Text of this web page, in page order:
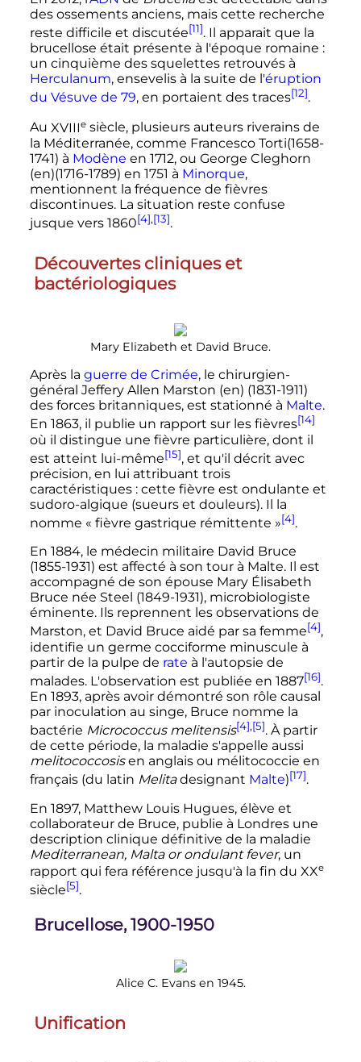
des ossements anciens, mais cette recherche
reste difficile et discutée[11]. Il apparait que la
brucellose était présente à l'époque romaine :
un cinquième des squelettes retrouvés à
Herculanum, ensevelis à la suite de l'éruption
du Vésuve de 79, en portaient des traces[12].
Au XVIIIe siècle, plusieurs auteurs riverains de
la Méditerranée, comme Francesco Torti(1658-
1741) à Modène en 1712, ou George Cleghorn
(en)(1716-1789) en 1751 à Minorque,
mentionnent la fréquence de fièvres
discontinues. La situation reste confuse
jusque vers 1860[4],[13].
Découvertes cliniques et
bactériologiques
Mary Elizabeth et David Bruce.
Après la guerre de Crimée, le chirurgien-
général Jeffery Allen Marston (en) (1831-1911)
des forces britanniques, est stationné à Malte.
En 1863, il publie un rapport sur les fièvres[14]
où il distingue une fièvre particulière, dont il
est atteint lui-même[15], et qu'il décrit avec
précision, en lui attribuant trois
caractéristiques : cette fièvre est ondulante et
sudoro-algique (sueurs et douleurs). Il la
nomme « fièvre gastrique rémittente »[4].
En 1884, le médecin militaire David Bruce
(1855-1931) est affecté à son tour à Malte. Il est
accompagné de son épouse Mary Élisabeth
Bruce née Steel (1849-1931), microbiologiste
éminente. Ils reprennent les observations de
Marston, et David Bruce aidé par sa femme[4],
identifie un germe cocciforme minuscule à
partir de la pulpe de rate à l'autopsie de
malades. L'observation est publiée en 1887[16].
En 1893, après avoir démontré son rôle causal
par inoculation au singe, Bruce nomme la
bactérie Micrococcus melitensis[4],[5]. À partir
de cette période, la maladie s'appelle aussi
melitococcosisen anglais ou mélitococcie en
français (du latin Melitadesignant Malte)[17].
En 1897, Matthew Louis Hugues, élève et
collaborateur de Bruce, publie à Londres une
description clinique définitive de la maladie
Mediterranean, Malta or ondulant fever, un
rapport qui fera référence jusqu'à la fin du XXe
siècle[5].
Brucellose, 1900-1950
Alice C. Evans en 1945.
Unification